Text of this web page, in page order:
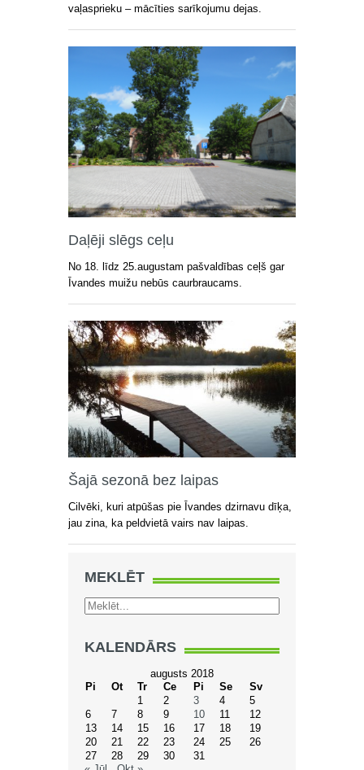
vaļasprieku – mācīties sarīkojumu dejas.
Daļēji slēgs ceļu
No 18. līdz 25.augustam pašvaldības ceļš gar
Īvandes muižu nebūs caurbraucams.
Šajā sezonā bez laipas
Cilvēki, kuri atpūšas pie Īvandes dzirnavu dīķa,
jau zina, ka peldvietā vairs nav laipas.
MEKLĒT
KALENDĀRS
augusts 2018
Pi
Ot Tr Ce Pi Se
Sv
1
2 3 4
5
6
7 8 9 10 11
12
13
14 15 16 17 18
19
20
21 22 23 24 25
26
27
28 29 30
31